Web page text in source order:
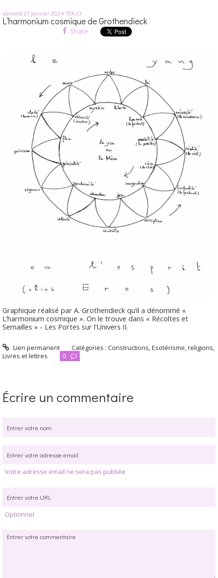
samedi 27 janvier 2024 15h33
L’harmonium cosmique de Grothendieck
Share
Graphique réalisé par A. Grothendieck qu’il a dénommé «
L’harmonium cosmique ». On le trouve dans « Récoltes et
Semailles » - Les Portes sur l’Univers II.
Lien permanent Catégories :Constructions,Esotérisme, religions,
Livres et lettres
0
Écrire un commentaire
Votre adresse email ne sera pas publiée
Optionnel